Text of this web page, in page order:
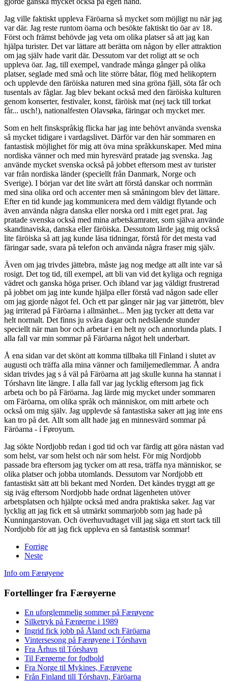
Jag ville faktiskt uppleva Färöarna så mycket som möjligt nu när jag
var där. Jag reste runtom öarna och besökte faktiskt tio öar av 18.
Först och främst behövde jag veta om olika platser så att jag kan
hjälpa turister. Det var lättare att berätta om någon by eller attraktion
om jag själv hade varit där. Dessutom var det roligt att se och
uppleva öar. Jag, till exempel, vandrade många gånger på olika
platser, seglade med små och lite större båtar, flög med helikoptern
och upplevde den färöiska naturen med sina gröna fjäll, söta får och
tusentals av fåglar. Jag blev bekant också med den färöiska kulturen
genom konserter, festivaler, konst, färöisk mat (nej tack till torkat
får... usch!), nationalfesten Olavsøka, färingar och mycket mer.
Som en helt finskspråkig flicka har jag inte behövt använda svenska
så mycket tidigare i vardagslivet. Därför var den här sommaren en
fantastisk möjlighet för mig att öva mina språkkunskaper. Med mina
nordiska vänner och med min hyresvärd pratade jag svenska. Jag
använde mycket svenska också på jobbet eftersom mest av turister
var från nordiska länder (speciellt från Danmark, Norge och
Sverige). I början var det lite svårt att förstå danskar och norrmän
med sina olika ord och accenter men så småningom blev det lättare.
Efter en tid kunde jag kommunicera med dem väldigt flytande och
även använda några danska eller norska ord i mitt eget prat. Jag
pratade svenska också med mina arbetskamrater, som själva använde
skandinaviska, danska eller färöiska. Dessutom lärde jag mig också
lite färöiska så att jag kunde läsa tidningar, förstå för det mesta vad
färingar sade, svara på telefon och använda några fraser mig själv.
Även om jag trivdes jättebra, måste jag nog medge att allt inte var så
rosigt. Det tog tid, till exempel, att bli van vid det kyliga och regniga
vädret och ganska höga priser. Och ibland var jag väldigt frustrerad
på jobbet om jag inte kunde hjälpa eller förstå vad någon sade eller
om jag gjorde något fel. Och ett par gånger när jag var jättetrött, blev
jag irriterad på Färöarna i allmänhet... Men jag tycker att detta var
helt normalt. Det finns ju svåra dagar och nedslående stunder
speciellt när man bor och arbetar i en helt ny och annorlunda plats. I
alla fall var min sommar på Färöarna något helt underbart.
Å ena sidan var det skönt att komma tillbaka till Finland i slutet av
augusti och träffa alla mina vänner och familjemedlemmar. Å andra
sidan trivdes jag s å väl på Färöarna att jag skulle kunna ha stannat i
Tórshavn lite längre. I alla fall var jag lycklig eftersom jag fick
arbeta och bo på Färöarna. Jag lärde mig mycket under sommaren
om Färöarna, om olika språk och människor, om mitt arbete och
också om mig själv. Jag upplevde så fantastiska saker att jag inte ens
kan tro på det. Allt som allt hade jag en minnesvärd sommar på
Färöarna - í Føroyum.
Jag sökte Nordjobb redan i god tid och var färdig att göra nästan vad
som helst, var som helst och när som helst. För mig Nordjobb
passade bra eftersom jag tycker om att resa, träffa nya människor, se
olika platser och jobba utomlands. Dessutom var Nordjobb ett
fantastiskt sätt att bli bekant med Norden. Det kändes tryggt att ge
sig iväg eftersom Nordjobb hade ordnat lägenheten utöver
arbetsplatsen och hjälpte också med andra praktiska saker. Jag var
lycklig att jag fick ett så utmärkt sommarjobb som jag hade på
Kunningarstovan. Och överhuvudtaget vill jag säga ett stort tack till
Nordjobb för att jag fick uppleva en så fantastisk sommar!
Forrige
Neste
Info om Færøyene
Fortellinger fra Færøyerne
En uforglemmelig sommer på Færøyene
Silketryk på Færøerne i 1989
Ingrid fick jobb på Åland och Färöarna
Vintersesong på Færøyene i Tórshavn
Fra Århus til Tórshavn
Til Færøerne for fodbold
Fra Norge til Mykines, Færøyene
Från Finland till Tórshavn, Färöarna